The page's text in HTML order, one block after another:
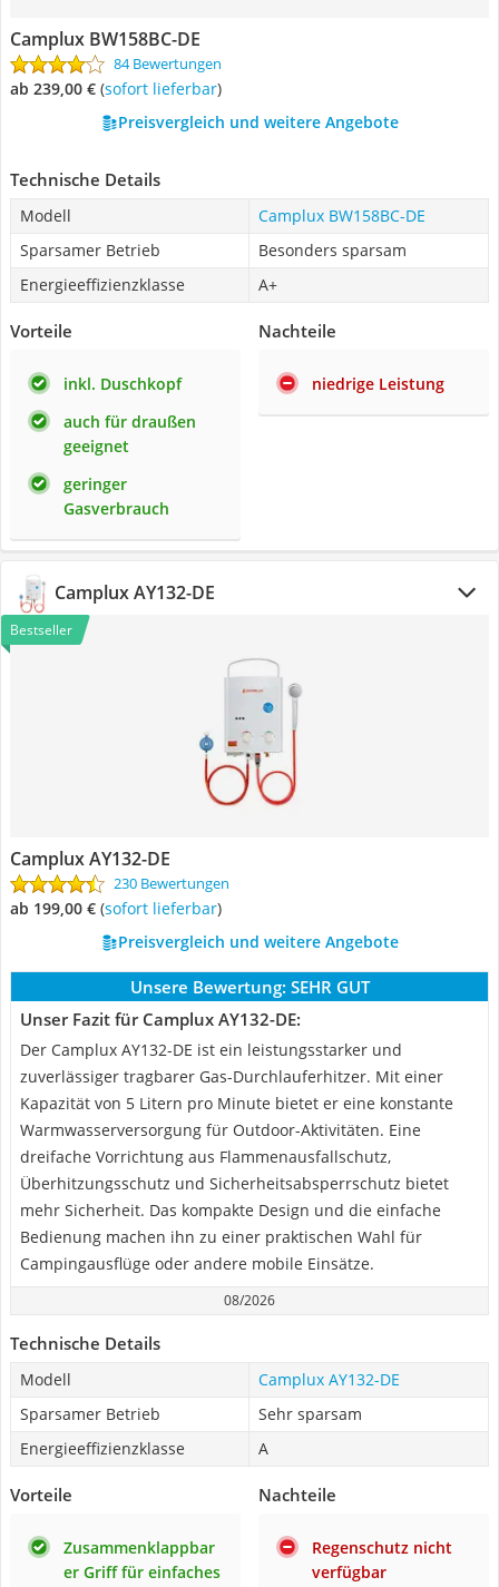
Camplux BW158BC-DE
84 Bewertungen
ab 239,00 € ( Sofort lieferbar)
Preisvergleich und weitere Angebote
Technische Details
Modell
Camplux BW158BC-DE
Sparsamer Betrieb
Besonders sparsam
Energieeffizienzklasse
A+
Vorteile
inkl. Duschkopf
auch für draußen
geeignet
geringer
Gasverbrauch
Nachteile
niedrige Leistung
Camplux AY132-DE
Bestseller
Camplux AY132-DE
230 Bewertungen
ab 199,00 € ( Sofort lieferbar)
Preisvergleich und weitere Angebote
Unsere Bewertung: SEHR GUT
Unser Fazit für Camplux AY132-DE:
Der Camplux AY132-DE ist ein leistungsstarker und
zuverlässiger tragbarer Gas-Durchlauferhitzer. Mit einer
Kapazität von 5 Litern pro Minute bietet er eine konstante
Warmwasserversorgung für Outdoor-Aktivitäten. Eine
dreifache Vorrichtung aus Flammenausfallschutz,
Überhitzungsschutz und Sicherheitsabsperrschutz bietet
mehr Sicherheit. Das kompakte Design und die einfache
Bedienung machen ihn zu einer praktischen Wahl für
Campingausflüge oder andere mobile Einsätze.
08/2026
Technische Details
Modell
Camplux AY132-DE
Sparsamer Betrieb
Sehr sparsam
Energieeffizienzklasse
A
Vorteile
Zusammenklappbar
er Griff für einfaches
Nachteile
Regenschutz nicht
verfügbar